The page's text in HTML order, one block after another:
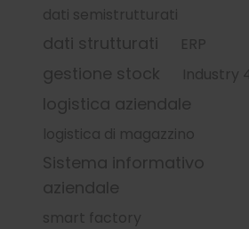
dati semistrutturati
dati strutturati ERP
gestione stock Industry
logistica aziendale
logistica di magazzino
Sistema informativo
aziendale
smart factory